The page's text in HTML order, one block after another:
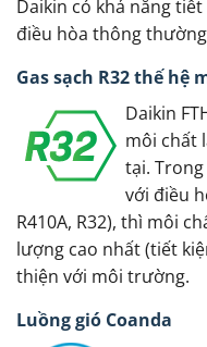
Daikin có khả năng
điều hòa thông
Gas sạch R32 thế hệ
Daikin
môi chất
tại.
với điều
R410A, R32), thì môi
lượng cao nhất (tiết
thiện với môi trường.
Luồng gió Coanda